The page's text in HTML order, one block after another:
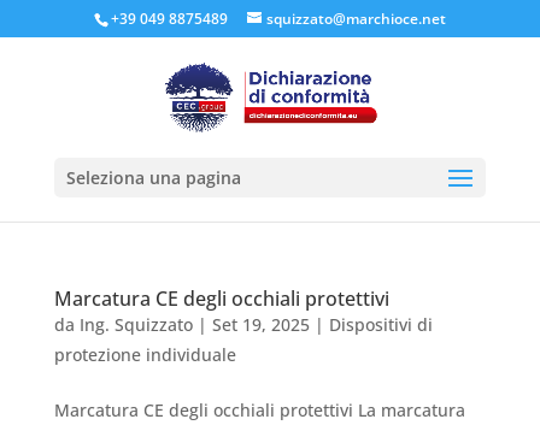
+39 049 8875489 squizzato@marchioce.net
Seleziona una pagina
Marcatura CE degli occhiali protettivi
da Ing. Squizzato| Set 19, 2025| Dispositivi di
protezione individuale
Marcatura CE degli occhiali protettivi La marcatura